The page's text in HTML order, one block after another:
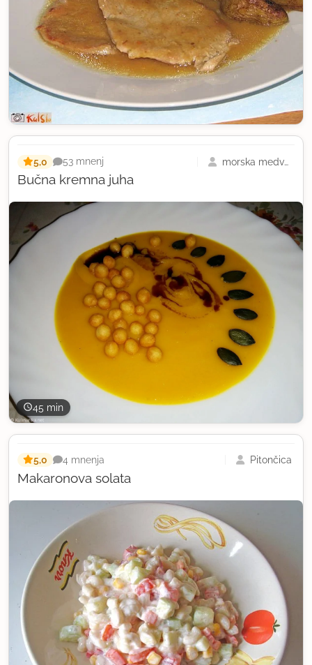
45 min
Bučna kremna juha
5,0 53 mnenj morska medvedka
Makaronova solata
5,0 4 mnenja Pitončica